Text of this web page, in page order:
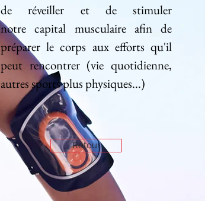
de réveiller et de stimuler
notre capital musculaire afin de
préparer le corps aux efforts qu'il
peut rencontrer (vie quotidienne,
autres sports plus physiques...)
Retour